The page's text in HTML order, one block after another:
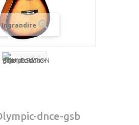
Ingrandire
dnce-gsb